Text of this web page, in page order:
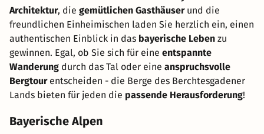
Architektur, die gemütlichen Gasthäuserund die
freundlichen Einheimischen laden Sie herzlich ein, einen
authentischen Einblick in das bayerische Leben zu
gewinnen. Egal, ob Sie sich für eine entspannte
Wanderung durch das Tal oder eine anspruchsvolle
Bergtourentscheiden - die Berge des Berchtesgadener
Lands bieten für jeden die passende Herausforderung!
Bayerische Alpen